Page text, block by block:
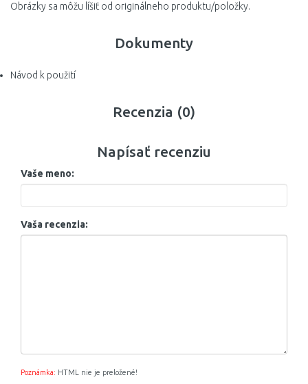
Obrázky sa môžu líšiť od originálneho produktu/položky.
Dokumenty
Návod k použití
Recenzia (0)
Napísať recenziu
Vaše meno:
Vaša recenzia:
Poznámka: HTML nie je preložené!